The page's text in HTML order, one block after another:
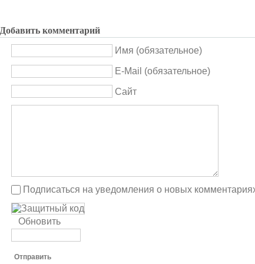
Добавить комментарий
Имя (обязательное)
E-Mail (обязательное)
Сайт
Подписаться на уведомления о новых
Обновить
Отправить